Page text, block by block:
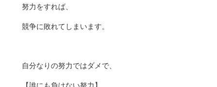
努力をすれば、
競争に敗れてしまいます。
自分なりの努力ではダメで、
【誰にも負けない努力】